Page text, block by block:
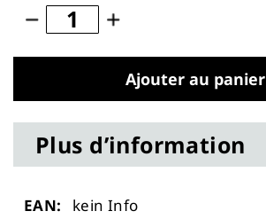
Ajouter au panier
Plus d’information
Plus
kein Info